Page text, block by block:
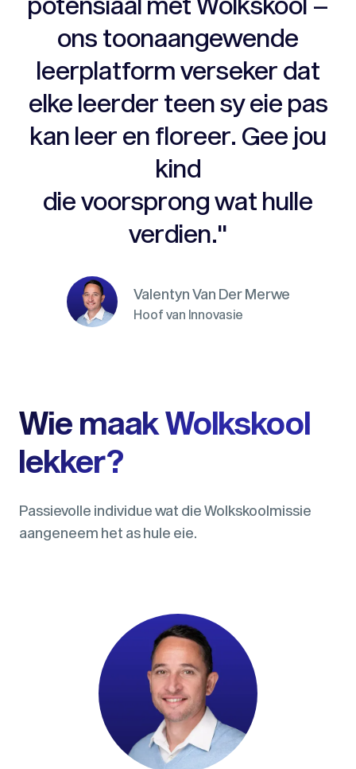
ons toonaangewende
leerplatform verseker dat
elke leerder teen sy eie pas
kan leer en floreer. Gee jou
kind
die voorsprong wat hulle
verdien."
Valentyn Van Der Merwe
Hoof van Innovasie
Wie maak Wolkskool
lekker?
Passievolle individue wat die Wolkskoolmissie
aangeneem het as hule eie.